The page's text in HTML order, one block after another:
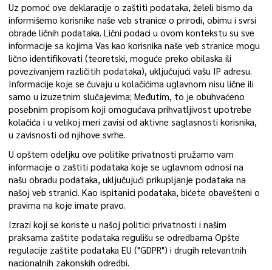
Uz pomoć ove deklaracije o zaštiti podataka, želeli bismo da
informišemo korisnike naše veb stranice o prirodi, obimu i svrsi
obrade ličnih podataka. Lični podaci u ovom kontekstu su sve
informacije sa kojima Vas kao korisnika naše veb stranice mogu
lično identifikovati (teoretski, moguće preko obilaska ili
povezivanjem različitih podataka), uključujući vašu IP adresu.
Informacije koje se čuvaju u kolačićima uglavnom nisu lične ili
samo u izuzetnim slučajevima; Međutim, to je obuhvaćeno
posebnim propisom koji omogućava prihvatljivost upotrebe
kolačića i u velikoj meri zavisi od aktivne saglasnosti korisnika,
u zavisnosti od njihove svrhe.
U opštem odeljku ove politike privatnosti pružamo vam
informacije o zaštiti podataka koje se uglavnom odnosi na
našu obradu podataka, uključujući prikupljanje podataka na
našoj veb stranici. Kao ispitanici podataka, bićete obavešteni o
pravima na koje imate pravo.
Izrazi koji se koriste u našoj politici privatnosti i našim
praksama zaštite podataka regulišu se odredbama Opšte
regulacije zaštite podataka EU ("GDPR") i drugih relevantnih
nacionalnih zakonskih odredbi.